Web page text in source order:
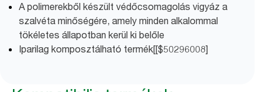
A polimerekből készült védőcsomagolás vigyáz a
szalvéta minőségére, amely minden alkalommal
tökéletes állapotban kerül ki belőle
Iparilag komposztálható termék[[$50296008]